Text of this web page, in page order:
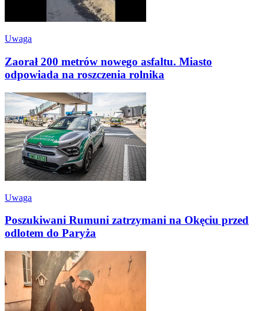
Uwaga
Zaorał 200 metrów nowego asfaltu. Miasto
odpowiada na roszczenia rolnika
Uwaga
Poszukiwani Rumuni zatrzymani na Okęciu przed
odlotem do Paryża